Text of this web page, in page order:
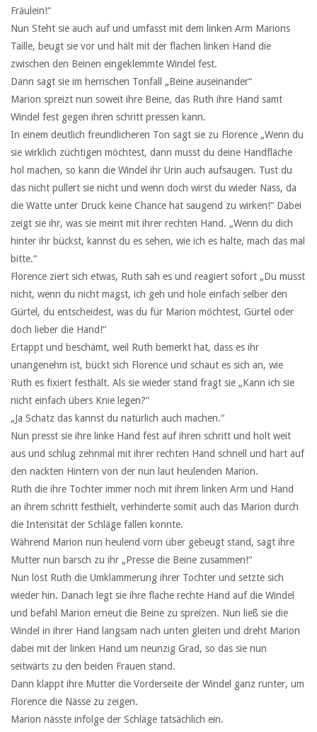
Fräulein!“
Nun Steht sie auch auf und umfasst mit dem linken Arm Marions
Taille, beugt sie vor und hält mit der flachen linken Hand die
zwischen den Beinen eingeklemmte Windel fest.
Dann sagt sie im herrischen Tonfall „Beine auseinander“
Marion spreizt nun soweit ihre Beine, das Ruth ihre Hand samt
Windel fest gegen ihren schritt pressen kann.
In einem deutlich freundlicheren Ton sagt sie zu Florence „Wenn du
sie wirklich züchtigen möchtest, dann musst du deine Handfläche
hol machen, so kann die Windel ihr Urin auch aufsaugen. Tust du
das nicht pullert sie nicht und wenn doch wirst du wieder Nass, da
die Watte unter Druck keine Chance hat saugend zu wirken!“ Dabei
zeigt sie ihr, was sie meint mit ihrer rechten Hand. „Wenn du dich
hinter ihr bückst, kannst du es sehen, wie ich es halte, mach das mal
bitte.“
Florence ziert sich etwas, Ruth sah es und reagiert sofort „Du musst
nicht, wenn du nicht magst, ich geh und hole einfach selber den
Gürtel, du entscheidest, was du für Marion möchtest, Gürtel oder
doch lieber die Hand!“
Ertappt und beschämt, weil Ruth bemerkt hat, dass es ihr
unangenehm ist, bückt sich Florence und schaut es sich an, wie
Ruth es fixiert festhält. Als sie wieder stand fragt sie „Kann ich sie
nicht einfach übers Knie legen?“
„Ja Schatz das kannst du natürlich auch machen.“
Nun presst sie ihre linke Hand fest auf ihren schritt und holt weit
aus und schlug zehnmal mit ihrer rechten Hand schnell und hart auf
den nackten Hintern von der nun laut heulenden Marion.
Ruth die ihre Tochter immer noch mit ihrem linken Arm und Hand
an ihrem schritt festhielt, verhinderte somit auch das Marion durch
die Intensität der Schläge fallen konnte.
Während Marion nun heulend vorn über gebeugt stand, sagt ihre
Mutter nun barsch zu ihr „Presse die Beine zusammen!“
Nun löst Ruth die Umklammerung ihrer Tochter und setzte sich
wieder hin. Danach legt sie ihre flache rechte Hand auf die Windel
und befahl Marion erneut die Beine zu spreizen. Nun ließ sie die
Windel in ihrer Hand langsam nach unten gleiten und dreht Marion
dabei mit der linken Hand um neunzig Grad, so das sie nun
seitwärts zu den beiden Frauen stand.
Dann klappt ihre Mutter die Vorderseite der Windel ganz runter, um
Florence die Nässe zu zeigen.
Marion nässte infolge der Schläge tatsächlich ein.